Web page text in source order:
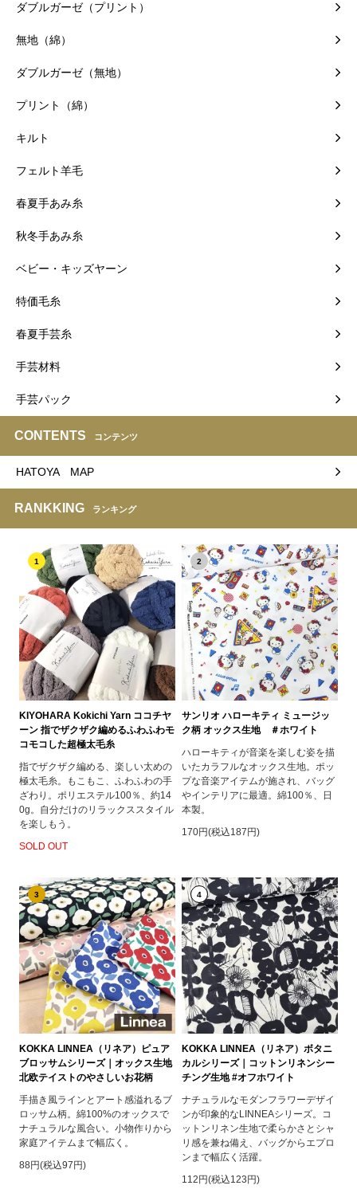
ダブルガーゼ（プリント）
無地（綿）
ダブルガーゼ（無地）
プリント（綿）
キルト
フェルト羊毛
春夏手あみ糸
秋冬手あみ糸
ベビー・キッズヤーン
特価毛糸
春夏手芸糸
手芸材料
手芸パック
CONTENTS コンテンツ
HATOYA MAP
RANKKING ランキング
1
KIYOHARA Kokichi Yarn ココチヤ
ーン 指でザクザク編めるふわふわモ
コモコした超極太毛糸
指でザクザク編める、楽しい太めの
極太毛糸。もこもこ、ふわふわの手
ざわり。ポリエステル100％、約14
0g。自分だけのリラックススタイル
を楽しもう。
SOLD OUT
2
サンリオ ハローキティ ミュージッ
ク柄 オックス生地 ＃ホワイト
ハローキティが音楽を楽しむ姿を描
いたカラフルなオックス生地。ポッ
プな音楽アイテムが施され、バッグ
やインテリアに最適。綿100％、日
本製。
170円(税込187円)
3
KOKKA LINNEA（リネア）ピュア
ブロッサムシリーズ｜オックス生地
北欧テイストのやさしいお花柄
手描き風ラインとアート感溢れるブ
ロッサム柄。綿100%のオックスで
ナチュラルな風合い。小物作りから
家庭アイテムまで幅広く。
88円(税込97円)
4
KOKKA LINNEA（リネア）ボタニ
カルシリーズ｜コットンリネンシー
チング生地 #オフホワイト
ナチュラルなモダンフラワーデザイ
ンが印象的なLINNEAシリーズ。コ
ットンリネン生地で柔らかさとシャ
リ感を兼ね備え、バッグからエプロ
ンまで幅広く活躍。
112円(税込123円)